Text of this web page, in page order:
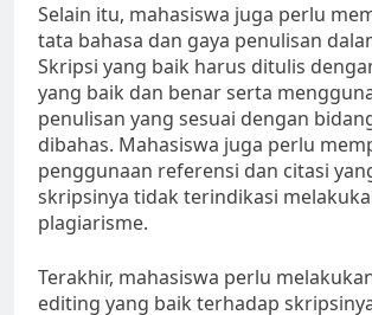
Selain itu, mahasiswa juga perlu
tata bahasa dan gaya penulisan
Skripsi yang baik harus ditulis
yang baik dan benar serta
penulisan yang sesuai dengan
dibahas. Mahasiswa juga perlu
penggunaan referensi dan citasi
skripsinya tidak terindikasi
plagiarisme.
Terakhir, mahasiswa perlu
editing yang baik terhadap